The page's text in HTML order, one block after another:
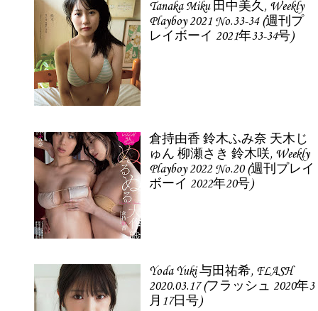
Tanaka Miku 田中美久, Weekly
Playboy 2021 No.33-34 (週刊プ
レイボーイ 2021年33-34号)
倉持由香 鈴木ふみ奈 天木じ
ゅん 柳瀬さき 鈴木咲, Weekly
Playboy 2022 No.20 (週刊プレイ
ボーイ 2022年20号)
Yoda Yuki 与田祐希, FLASH
2020.03.17 (フラッシュ 2020年3
月17日号)